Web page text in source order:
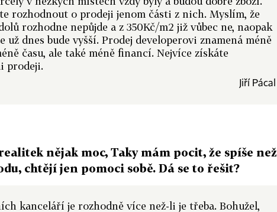
rozhodnout o prodeji jenom části z nich. Myslím, že
rozhodne nepůjde a z 350Kč/m2 již vůbec ne, naopak
už dnes bude vyšší. Prodej developerovi znamená méně
času, ale také méně financí. Nejvíce získáte
prodeji.
Jiří Pácal
nějak moc, Taky mám pocit, že spíše než
chtějí jen pomoci sobě. Dá se to řešit?
kanceláří je rozhodně více než-li je třeba. Bohužel,